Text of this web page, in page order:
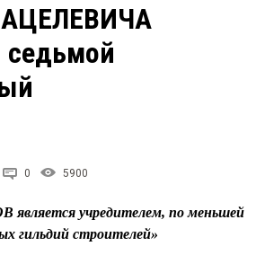
Рейтинги
Блоги
седьмой
0 5900
учредителем, по меньшей
гильдий строителей»